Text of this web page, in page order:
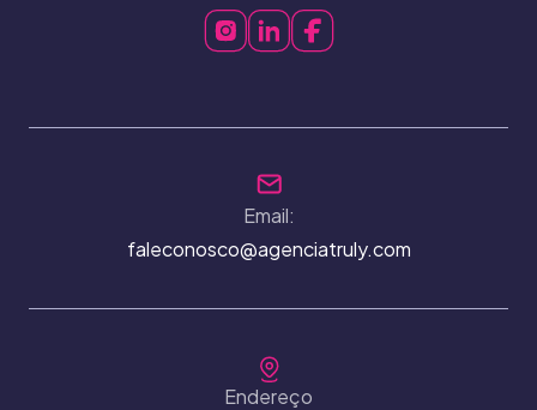
Email:
faleconosco@agenciatruly.com
Endereço